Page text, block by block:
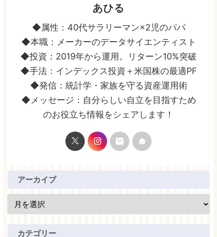
あひる
◆属性：40代サラリーマン×2児のパパ
◆本職：メーカーのデータサイエンティスト
◆投資：2019年から運用。リターン10%突破
◆手法：インデックス投資＋米国株の最適PF
◆発信：統計学・家族を守る資産運用術
◆メッセージ：自分らしい自立を目指すため
のお役立ち情報をシェアします！
アーカイブ
カテゴリー